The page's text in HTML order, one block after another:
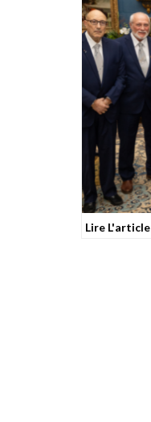
Lire L'article